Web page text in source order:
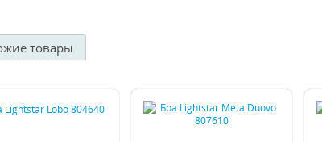
товары